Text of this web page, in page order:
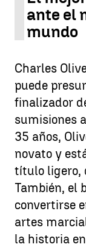
ante el
mundo
Charles
puede
finalizador
sumisiones
35 años,
novato y
título ligero,
También, el
convertirse
artes
la historia